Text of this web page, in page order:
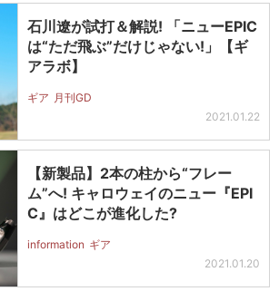
石川遼が試打＆解説! 「ニューEPIC
は“ただ飛ぶ”だけじゃない!」【ギ
アラボ】
ギア 月刊GD
2021.01.22
【新製品】2本の柱から“フレー
ム”へ! キャロウェイのニュー『EPI
C』はどこが進化した?
information ギア
2021.01.20